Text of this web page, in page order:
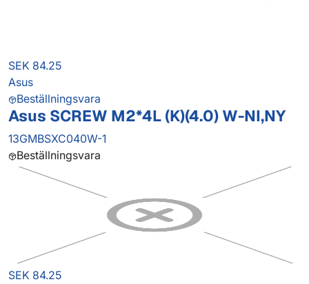
SEK 84.25
Asus
Beställningsvara
Asus SCREW M2*4L (K)(4.0) W-NI,NY
13GMBSXC040W-1
Beställningsvara
SEK 84.25